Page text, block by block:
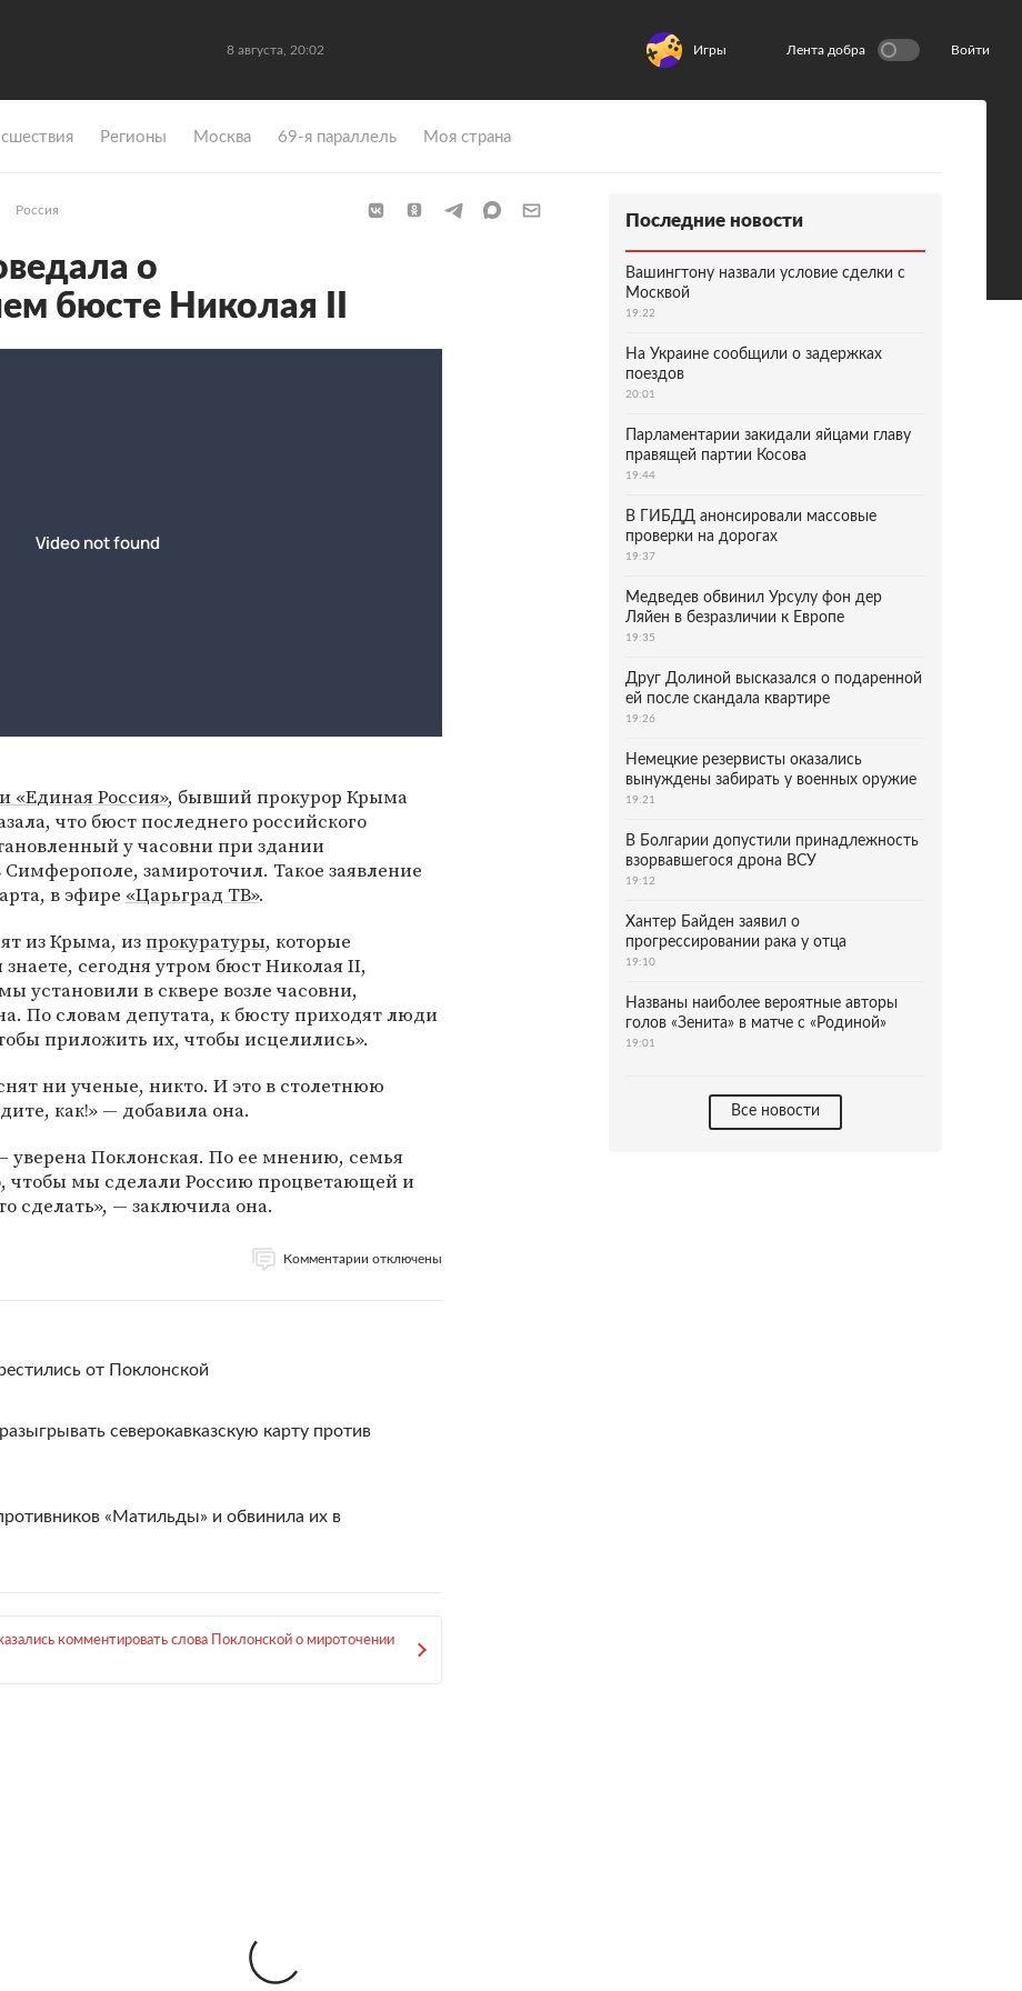
8 августа, 20:02 Игры Лента добра Войти
Регионы Москва 69-я параллель Моя страна
Россия
о
бюсте Николая II
«Единая Россия», бывший прокурор Крыма
что бюст последнего российского
у часовни при здании
замироточил. Такое заявление
в эфире «Царьград ТВ».
из Крыма, изпрокуратуры, которые
сегодня утром бюст Николая II,
установили в сквере возле часовни,
По словам депутата, к бюсту приходят люди
приложить их, чтобы исцелились».
ни ученые, никто. И это в столетнюю
как!» — добавила она.
уверена Поклонская. По ее мнению, семья
чтобы мы сделали Россию процветающей и
сделать», — заключила она.
Комментарии отключены
от Поклонской
северокавказскую карту против
«Матильды» и обвинила их в
комментировать слова Поклонской о мироточении
Последние новости
Вашингтону назвали условие сделки с
Москвой
19:22
На Украине сообщили о задержках
поездов
20:01
Парламентарии закидали яйцами главу
правящей партии Косова
19:44
В ГИБДД анонсировали массовые
проверки на дорогах
19:37
Медведев обвинил Урсулу фон дер
Ляйен в безразличии к Европе
19:35
Друг Долиной высказался о подаренной
ей после скандала квартире
19:26
Немецкие резервисты оказались
вынуждены забирать у военных оружие
19:21
В Болгарии допустили принадлежность
взорвавшегося дрона ВСУ
19:12
Хантер Байден заявил о
прогрессировании рака у отца
19:10
Названы наиболее вероятные авторы
голов «Зенита» в матче с «Родиной»
19:01
Все новости